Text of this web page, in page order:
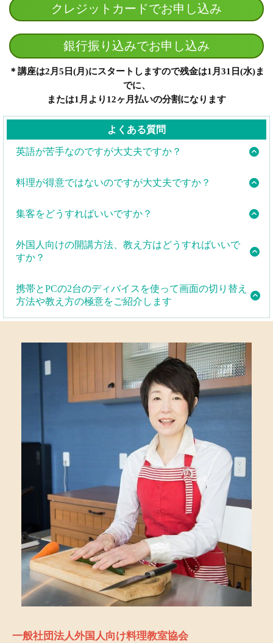
クレジットカードでお申し込み
銀行振り込みでお申し込み
＊講座は2月5日(月)にスタートしますので残金は1月31日(水)ま
でに、
または1月より12ヶ月払いの分割になります
よくある質問
英語が苦手なのですが大丈夫ですか？
理についての知識と経験です。講座で必要な英語表現
英語が苦手な方でも安心して受講できます。
料理が得意ではないのですが大丈夫ですか？
理の作り方を中心に学びます。
料理が苦手でも、おにぎりが握れる程度の技術があれ
ば十分に受講できます。また、講師養成講座では、基
にもわかりやすい授業を提供します。
集客をどうすればいいですか？
伝します。また旅行会社からのお仕事をご紹介しま
す。
さらに、皆さんがご自身で集客できるノウハウをご紹
介します。
外国人向けの開講方法、教え方はどうすればいいで
すか？
の方と違う優位差別化されたお教室を作ります。
携帯とPCの2台のディバイスを使って画面の切り替え
方法や教え方の極意をご紹介します
携帯とPCの2台のディバイスを使って画面の切り替え
講師として必要なのは、英語力よりも、日本の家庭料
理についての知識と経験です。講座で必要な英語表現
は、簡単なものから始めて徐々に増やしていくので、
英語が苦手な方でも安心して受講できます。
一般社団法人外国人向け料理教室協会